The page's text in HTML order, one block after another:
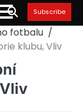
Subscribe
fotbalu
klubu, Vliv